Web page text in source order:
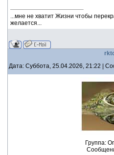
...мне не хватит Жизни чтобы
желается...
Дата: Суббота, 25.04.2026, 21:22 |
Группа: